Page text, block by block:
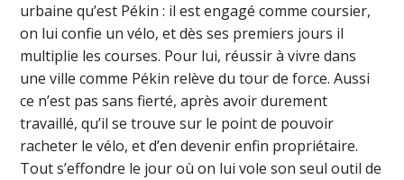
urbaine qu’est Pékin : il est engagé comme coursier,
on lui confie un vélo, et dès ses premiers jours il
multiplie les courses. Pour lui, réussir à vivre dans
une ville comme Pékin relève du tour de force. Aussi
ce n’est pas sans fierté, après avoir durement
travaillé, qu’il se trouve sur le point de pouvoir
racheter le vélo, et d’en devenir enfin propriétaire.
Tout s’effondre le jour où on lui vole son seul outil de